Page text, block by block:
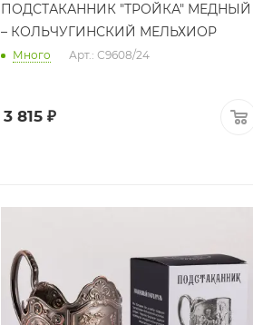
ПОДСТАКАННИК "ТРОЙКА" МЕДНЫЙ
– КОЛЬЧУГИНСКИЙ МЕЛЬХИОР
Много Арт.: С9608/24
3 815 ₽